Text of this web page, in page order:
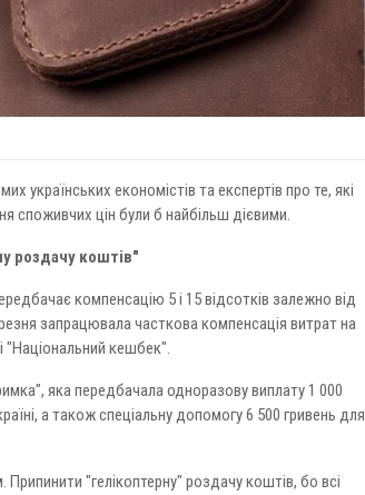
українських економістів та експертів про те, які
споживчих цін були б найбільш дієвими.
роздачу коштів"
компенсацію 5 і 15 відсотків залежно від
запрацювала часткова компенсація витрат на
"Національний кешбек".
яка передбачала одноразову виплату 1 000
а також спеціальну допомогу 6 500 гривень для
"гелікоптерну" роздачу коштів, бо всі